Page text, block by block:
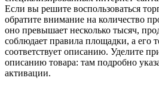
Если вы решите воспользоваться
обратите внимание на количество
оно превышает несколько тысяч,
соблюдает правила площадки, а его
соответствует описанию. Уделите
описанию товара: там подробно
активации.